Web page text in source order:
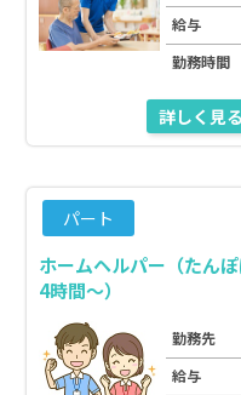
給与
勤務時間
詳しく見る
パート
ホームヘルパー（たん
4時間～）
勤務先
給与